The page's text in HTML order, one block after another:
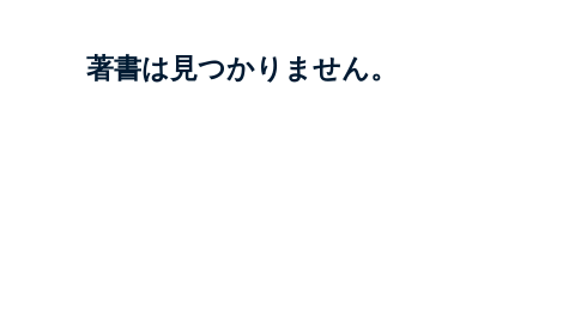
著書は見つかりません。